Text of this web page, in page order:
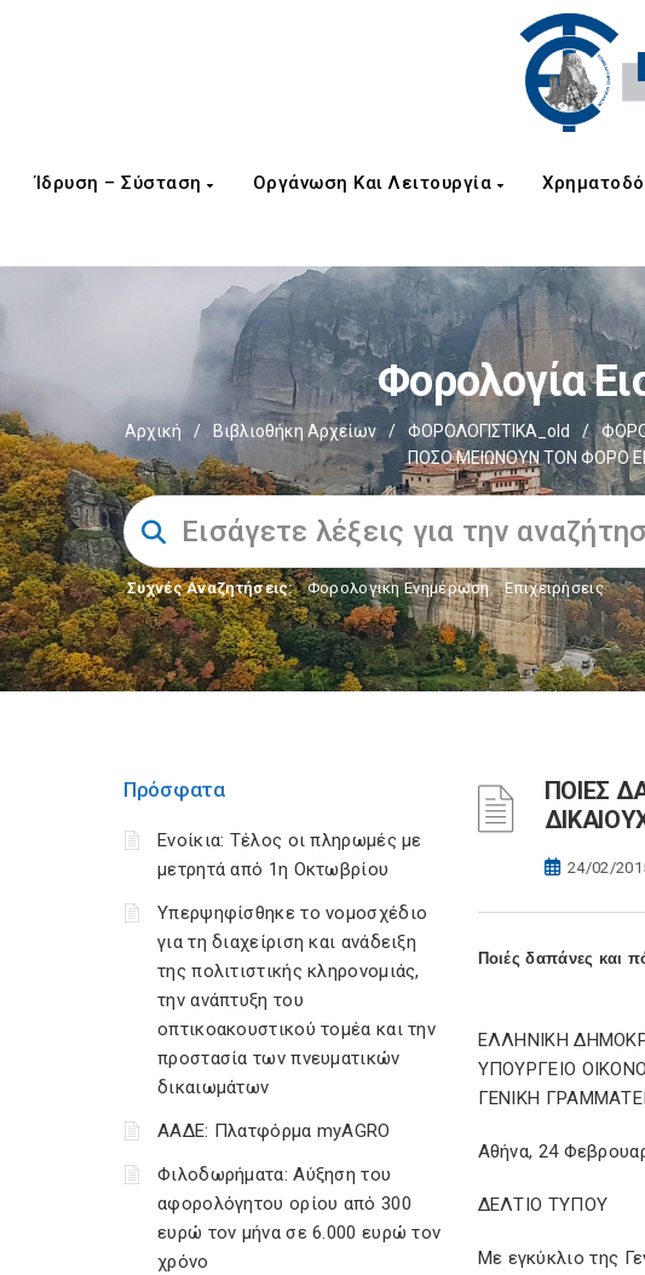
Ίδρυση – Σύσταση Οργάνωση Και Λειτουργία
Φορολογία
Αρχική / Βιβλιοθήκη Αρχείων / ΦΟΡΟΛΟΓΙΣΤΙΚΑ_old /
ΠΟΣΟ ΜΕΙΩΝΟΥΝ ΤΟΝ ΦΟΡΟ
Συχνές Αναζητήσεις: Φορολογικη Ενημέρωση, Επιχειρήσεις
Πρόσφατα
Ενοίκια: Τέλος οι πληρωμές με
μετρητά από 1η Οκτωβρίου
Υπερψηφίσθηκε το νομοσχέδιο
για τη διαχείριση και ανάδειξη
της πολιτιστικής κληρονομιάς,
την ανάπτυξη του
οπτικοακουστικού τομέα και την
προστασία των πνευματικών
δικαιωμάτων
ΑΑΔΕ: Πλατφόρμα myAGRO
Φιλοδωρήματα: Αύξηση του
αφορολόγητου ορίου από 300
ευρώ τον μήνα σε 6.000 ευρώ τον
χρόνο
ΠΟΙΕΣ
24/02/
Ποιές δαπάνες και
ΕΛΛΗΝΙΚΗ
ΥΠΟΥΡΓΕΙΟ
ΓΕΝΙΚΗ
Αθήνα, 24
ΔΕΛΤΙΟ ΤΥΠΟΥ
Με εγκύκλιο της